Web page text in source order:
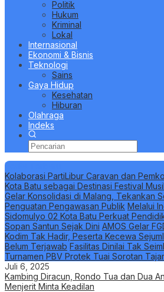
Politik
Hukum
Kriminal
Lokal
Internasional
Ekonomi & Bisnis
Teknologi
Sains
Gaya Hidup
Kesehatan
Hiburan
Olahraga
Indeks
Berita Terbaru
Kolaborasi PartiLibur Caravan dan
Kota Batu sebagai Destinasi Festival
Gelar Konsolidasi di Malang, Tekankan
Penguatan Pengawasan Publik Melalui
Sidomulyo 02 Kota Batu Perkuat
Sopan Santun Sejak Dini AMOS Gelar
Kodim Tak Hadir, Peserta Kecewa
Belum Terjawab Fasilitas Dinilai Tak
Turnamen PBV Protek Tuai Sorotan
Juli 6, 2025
Kambing Diracun, Rondo Tua dan Dua
Menjerit Minta Keadilan